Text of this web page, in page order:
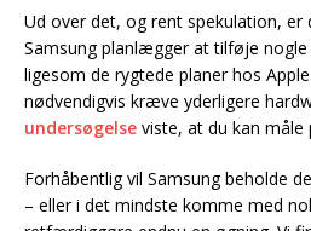
Ud over det, og rent spekulation, er
Samsung planlægger at tilføje
ligesom de rygtede planer hos
nødvendigvis kræve yderligere
undersøgelse viste, at du kan måle
Forhåbentlig vil Samsung beholde
– eller i det mindste komme med